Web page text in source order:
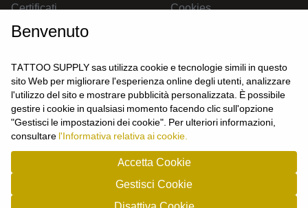
CONTATTACI
Certificati
Contatti
Cookies
UTENTE
Login
Registrati
Benvenuto
TATTOO SUPPLY sas utilizza cookie e tecnologie simili in questo
sito Web per migliorare l'esperienza online degli utenti, analizzare
l'utilizzo del sito e mostrare pubblicità personalizzata. È possibile
gestire i cookie in qualsiasi momento facendo clic sull'opzione
"Gestisci le impostazioni dei cookie". Per ulteriori informazioni,
consultare l'Informativa relativa ai cookie.
Accetta Cookie
Gestisci Cookie